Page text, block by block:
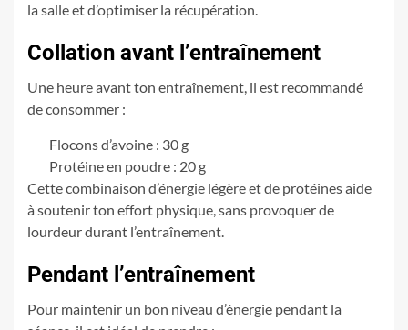
la salle et d’optimiser la récupération.
Collation avant l’entraînement
Une heure avant ton entraînement, il est recommandé
de consommer :
Flocons d’avoine : 30 g
Protéine en poudre : 20 g
Cette combinaison d’énergie légère et de protéines aide
à soutenir ton effort physique, sans provoquer de
lourdeur durant l’entraînement.
Pendant l’entraînement
Pour maintenir un bon niveau d’énergie pendant la